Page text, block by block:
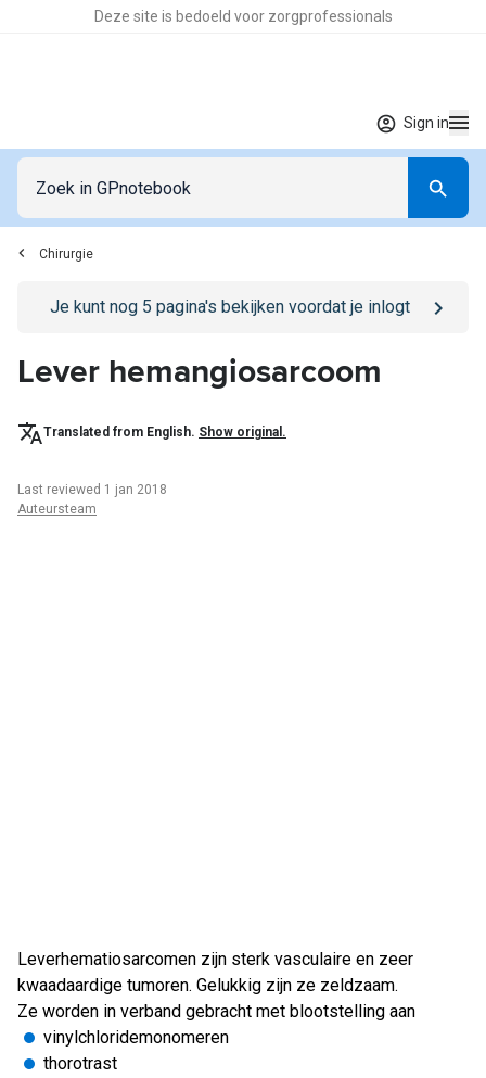
Deze site is bedoeld voor zorgprofessionals
Sign in
Chirurgie
Go to/sign-in page
Je kunt nog 5 pagina's bekijken voordat je inlogt
Lever hemangiosarcoom
Translated from English. Show original.
Last reviewed 1 jan 2018
Auteursteam
Leverhematiosarcomen zijn sterk vasculaire en zeer
kwaadaardige tumoren. Gelukkig zijn ze zeldzaam.
Ze worden in verband gebracht met blootstelling aan
vinylchloridemonomeren
thorotrast